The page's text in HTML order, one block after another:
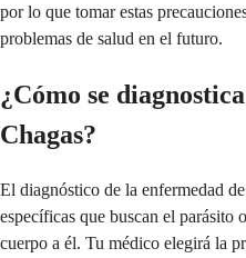
por lo que tomar estas
problemas de salud en el futuro.
¿Cómo se
Chagas?
El diagnóstico de la enfermedad
específicas que buscan el parásito
cuerpo a él. Tu médico elegirá la